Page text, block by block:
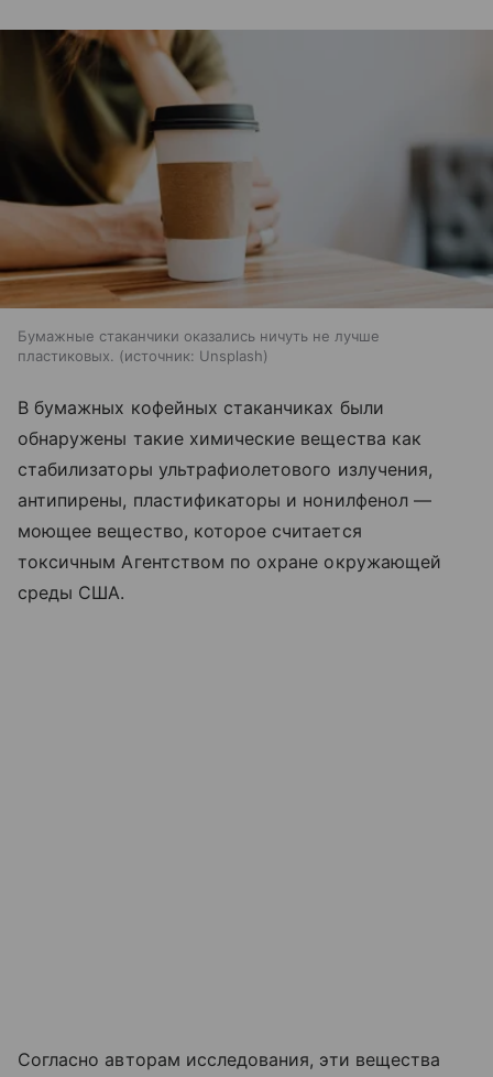
Бумажные стаканчики оказались ничуть не лучше
пластиковых.
источник: Unsplash
В бумажных кофейных стаканчиках были
обнаружены такие химические вещества как
стабилизаторы ультрафиолетового излучения,
антипирены, пластификаторы и нонилфенол —
моющее вещество, которое считается
токсичным Агентством по охране окружающей
среды США.
Согласно авторам исследования, эти вещества